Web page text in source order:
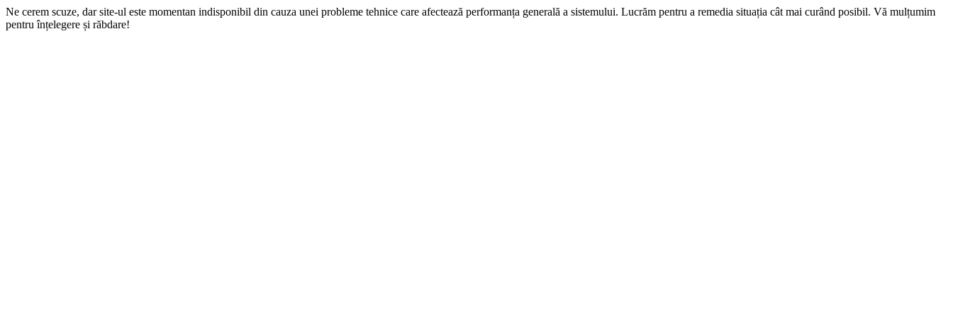
Ne cerem scuze, dar site-ul este momentan indisponibil din cauza unei probleme tehnice care afectează performanța generală a sistemului. Lucrăm pentru a remedia situația cât mai curând posibil. Vă mulțumim
pentru înțelegere și răbdare!